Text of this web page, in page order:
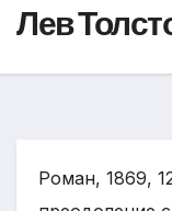
Лев
Роман, 1869,